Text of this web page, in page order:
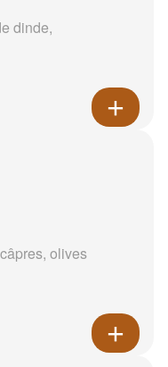
dinde,
olives